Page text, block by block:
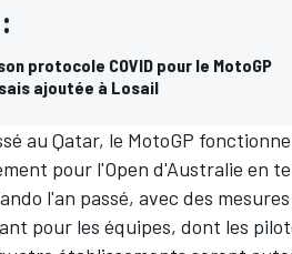
protocole COVID pour le MotoGP
ajoutée à Losail
au Qatar, le MotoGP
pour l'Open d'Australie en
l'an passé, avec des
pour les équipes, dont les